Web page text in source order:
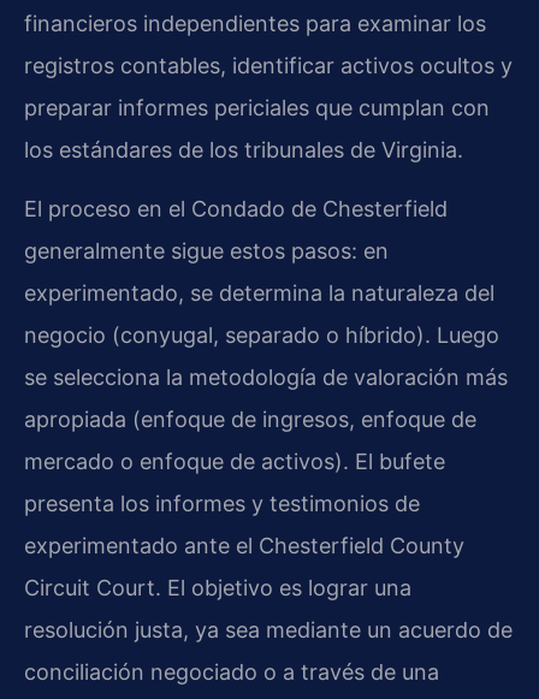
financieros independientes para examinar los
registros contables, identificar activos ocultos y
preparar informes periciales que cumplan con
los estándares de los tribunales de Virginia.
El proceso en el Condado de Chesterfield
generalmente sigue estos pasos: en
experimentado, se determina la naturaleza del
negocio (conyugal, separado o híbrido). Luego
se selecciona la metodología de valoración más
apropiada (enfoque de ingresos, enfoque de
mercado o enfoque de activos). El bufete
presenta los informes y testimonios de
experimentado ante el Chesterfield County
Circuit Court. El objetivo es lograr una
resolución justa, ya sea mediante un acuerdo de
conciliación negociado o a través de una